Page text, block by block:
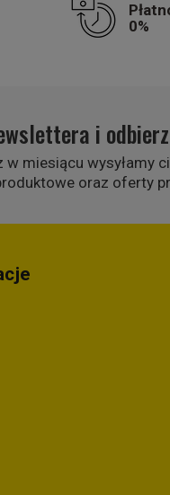
0%
i
w miesiącu wysyłamy
oraz oferty